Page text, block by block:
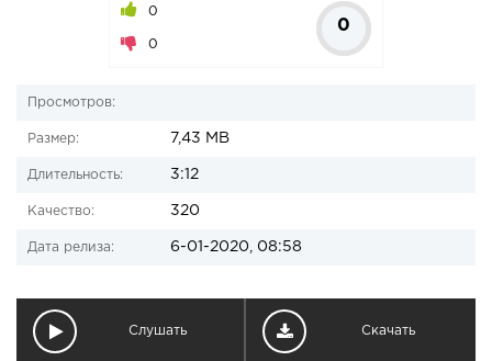
0
0
0
Просмотров:
Размер: 7,43 MB
Длительность: 3:12
Качество: 320
Дата релиза: 6-01-2020, 08:58
Слушать Скачать